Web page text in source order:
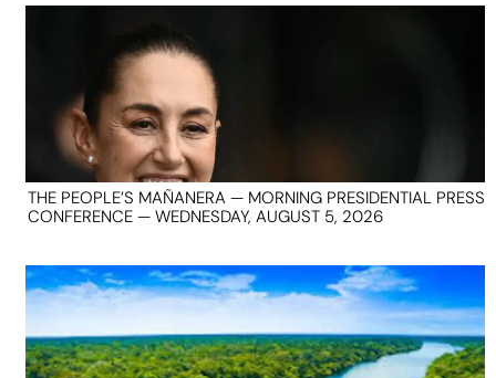
THE PEOPLE’S MAÑANERA — MORNING PRESIDENTIAL PRESS
CONFERENCE — WEDNESDAY, AUGUST 5, 2026